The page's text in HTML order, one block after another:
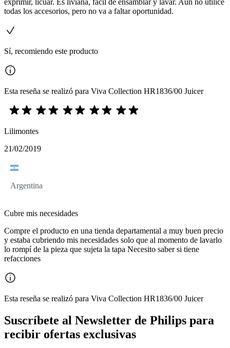
todas los accesorios, pero no va a faltar oportunidad.
Sí, recomiendo este producto
Esta reseña se realizó para Viva Collection HR1836/00 Juicer
Lilimontes
21/02/2019
Argentina
Cubre mis necesidades
Compre el producto en una tienda departamental a muy buen precio
y estaba cubriendo mis necesidades solo que al momento de lavarlo
lo rompí de la pieza que sujeta la tapa Necesito saber si tiene
refacciones
Esta reseña se realizó para Viva Collection HR1836/00 Juicer
Suscríbete al Newsletter de Philips para
recibir ofertas exclusivas